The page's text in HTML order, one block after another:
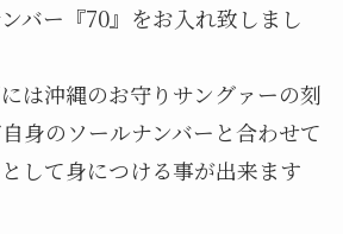
バー『70』をお入れ致しまし
は沖縄のお守りサングァーの刻
身のソールナンバーと合わせて
して身につける事が出来ます